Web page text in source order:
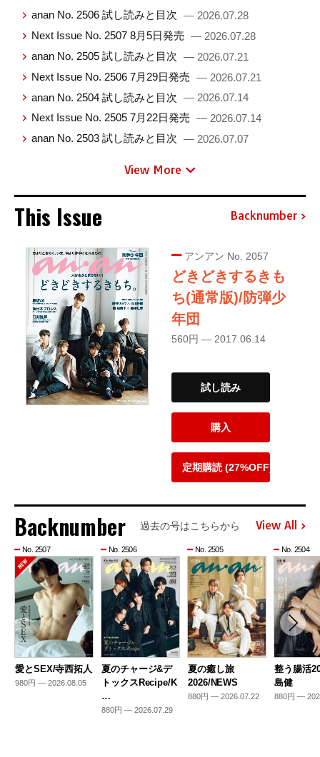
anan No. 2506 試し読みと目次 — 2026.07.28
Next Issue No. 2507 8月5日発売 — 2026.07.28
anan No. 2505 試し読みと目次 — 2026.07.21
Next Issue No. 2506 7月29日発売 — 2026.07.21
anan No. 2504 試し読みと目次 — 2026.07.14
Next Issue No. 2505 7月22日発売 — 2026.07.14
anan No. 2503 試し読みと目次 — 2026.07.07
View More
This Issue Backnumber
アンアン No. 2057
どきどきするきも
ち(通常版)/防弾少
年団
560円 — 2017.06.14
試し読み
購入
定期購読 (27%OFF)
Backnumber 過去の号はこちらから View All
No. 2507
愛とSEX/寺西拓人
980円 — 2026.08.05
No. 2506
夏のチャージ&デ
トックスRecipe/K
…
880円 — 2026.07.29
No. 2505
夏の癒し旅
2026/NEWS
880円 — 2026.07.22
No. 2504
整う腸活
島健
880円 —